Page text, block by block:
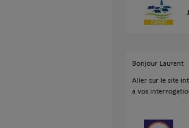
Bonjour Laurent
Aller sur le site
a vos